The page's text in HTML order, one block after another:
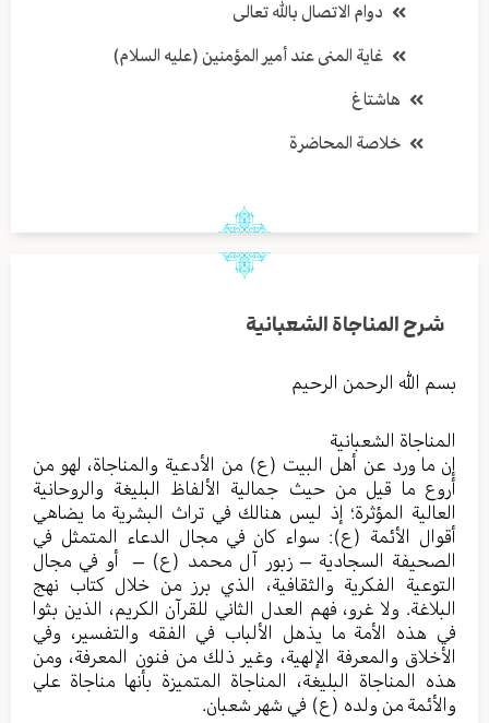
دوام الاتصال بالله تعالى
غاية المنى عند أمير المؤمنين (عليه السلام)
هاشتاغ
خلاصة المحاضرة
شرح المناجاة الشعبانية
بسم الله الرحمن الرحيم
المناجاة الشعبانية
إن ما ورد عن أهل البيت (ع) من الأدعية والمناجاة، لهو من
أروع ما قيل من حيث جمالية الألفاظ البليغة والروحانية
العالية المؤثرة؛ إذ ليس هنالك في تراث البشرية ما يضاهي
أقوال الأئمة (ع): سواء كان في مجال الدعاء المتمثل في
الصحيفة السجادية – زبور آل محمد (ع) – أو في مجال
التوعية الفكرية والثقافية، الذي برز من خلال كتاب نهج
البلاغة. ولا غرو، فهم العدل الثاني للقرآن الكريم، الذين بثوا
في هذه الأمة ما يذهل الألباب في الفقه والتفسير، وفي
الأخلاق والمعرفة الإلهية، وغير ذلك من فنون المعرفة، ومن
هذه المناجاة البليغة، المناجاة المتميزة بأنها مناجاة علي
والأئمة من ولده (ع) في شهر شعبان.